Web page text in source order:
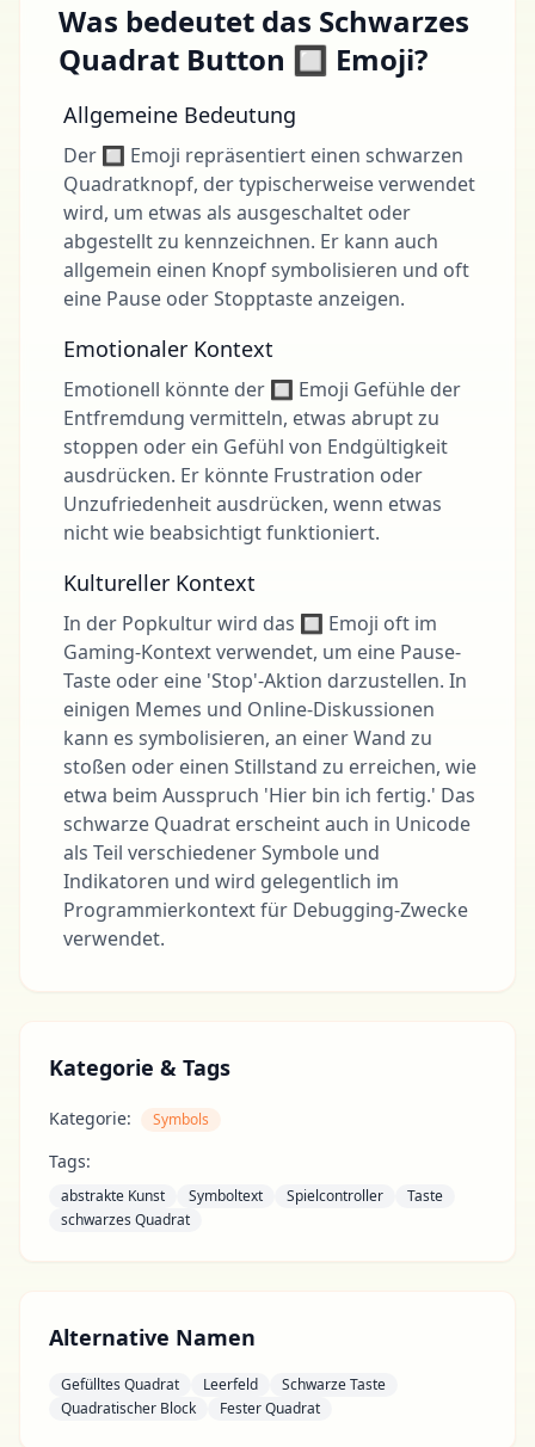
Was bedeutet das Schwarzes
Quadrat Button 🔲 Emoji?
Allgemeine Bedeutung
Der 🔲 Emoji repräsentiert einen schwarzen
Quadratknopf, der typischerweise verwendet
wird, um etwas als ausgeschaltet oder
abgestellt zu kennzeichnen. Er kann auch
allgemein einen Knopf symbolisieren und oft
eine Pause oder Stopptaste anzeigen.
Emotionaler Kontext
Emotionell könnte der 🔲 Emoji Gefühle der
Entfremdung vermitteln, etwas abrupt zu
stoppen oder ein Gefühl von Endgültigkeit
ausdrücken. Er könnte Frustration oder
Unzufriedenheit ausdrücken, wenn etwas
nicht wie beabsichtigt funktioniert.
Kultureller Kontext
In der Popkultur wird das 🔲 Emoji oft im
Gaming-Kontext verwendet, um eine Pause-
Taste oder eine 'Stop'-Aktion darzustellen. In
einigen Memes und Online-Diskussionen
kann es symbolisieren, an einer Wand zu
stoßen oder einen Stillstand zu erreichen, wie
etwa beim Ausspruch 'Hier bin ich fertig.' Das
schwarze Quadrat erscheint auch in Unicode
als Teil verschiedener Symbole und
Indikatoren und wird gelegentlich im
Programmierkontext für Debugging-Zwecke
verwendet.
Kategorie & Tags
Kategorie: Symbols
Tags:
abstrakte Kunst Symboltext Spielcontroller
Taste
schwarzes Quadrat
Alternative Namen
Gefülltes Quadrat Leerfeld
Schwarze Taste
Quadratischer Block
Fester Quadrat